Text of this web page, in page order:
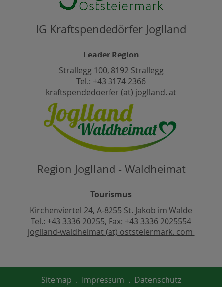
IG Kraftspendedörfer Joglland
Leader Region
Strallegg 100, 8192 Strallegg
Tel.: +43 3174 2366
kraftspendedoerfer (at) joglland. at
Region Joglland - Waldheimat
Tourismus
Kirchenviertel 24, A-8255 St. Jakob im Walde
Tel.: +43 3336 20255, Fax: +43 3336 2025554
joglland-waldheimat (at) oststeiermark. com
Sitemap . Impressum . Datenschutz